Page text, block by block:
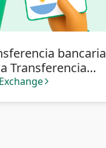
bancaria
Transferencia
arrow_forward_ios